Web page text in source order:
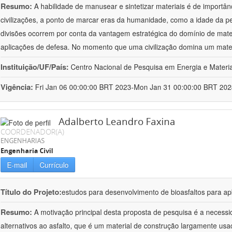
Resumo: A habilidade de manusear e sintetizar materiais é de
civilizações, a ponto de marcar eras da humanidade, como a idade da
divisões ocorrem por conta da vantagem estratégica do domínio de
aplicações de defesa. No momento que uma civilização domina um
Instituição/UF/País: Centro Nacional de Pesquisa em Energia e
Vigência: Fri Jan 06 00:00:00 BRT 2023-Mon Jan 31 00:00:00 BRT
Adalberto Leandro Faxina
COORDENADOR(A)
ENGENHARIAS
Engenharia Civil
E-mail Currículo
Título do Projeto:estudos para desenvolvimento de bioasfaltos para
Resumo: A motivação principal desta proposta de pesquisa é a
alternativos ao asfalto, que é um material de construção largamente